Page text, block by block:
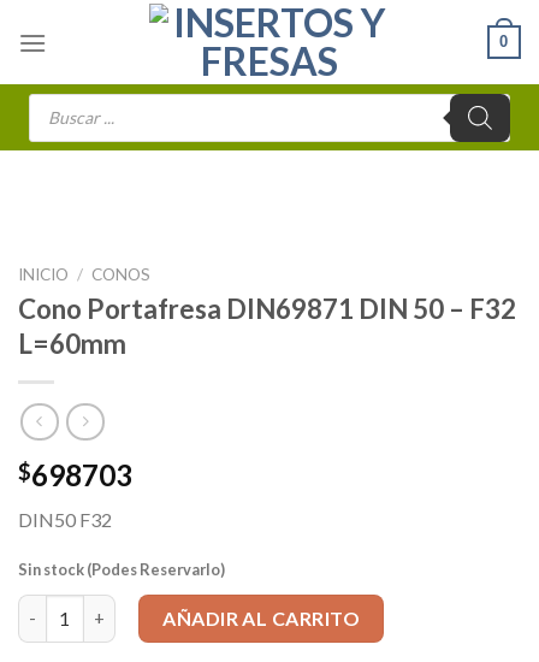
0
Búsqueda
INICIO / CONOS
Cono Portafresa DIN69871 DIN 50 – F32
L=60mm
$698703
DIN50 F32
Sin stock (Podes Reservarlo)
Cono Portafresa DIN69871 DIN 50 - F32 L=60mm cantidad
AÑADIR AL CARRITO